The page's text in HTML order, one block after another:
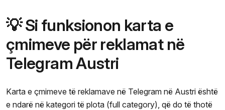
💡 Si funksionon karta e
çmimeve për reklamat në
Telegram Austri
Karta e çmimeve të reklamave në Telegram në Austri është
e ndarë në kategori të plota (full category), që do të thotë